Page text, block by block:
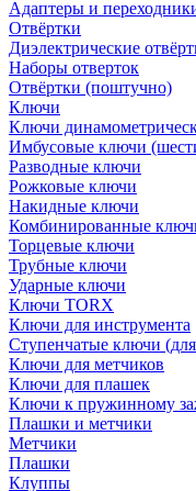
Адаптеры и
Отвёртки
Диэлектрические
Наборы отверток
Отвёртки (поштучно)
Ключи
Ключи
Имбусовые ключи
Разводные ключи
Рожковые ключи
Накидные ключи
Комбинированные
Торцевые ключи
Трубные ключи
Ударные ключи
Ключи TORX
Ключи для инструмента
Ступенчатые ключи
Ключи для метчиков
Ключи для плашек
Ключи к пружинному
Плашки и метчики
Метчики
Плашки
Клуппы